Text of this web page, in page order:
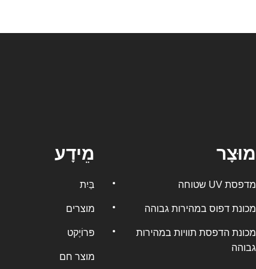
מֵידָע
בַּיִת
מוצרים
פּרוֹיֶקט
מוצר חם
מוּצָר
מדפסת UV שטוחה
מכונת דפוס במהירות גבוהה
מכונת הדפסת תוויות במהירות
גבוהה